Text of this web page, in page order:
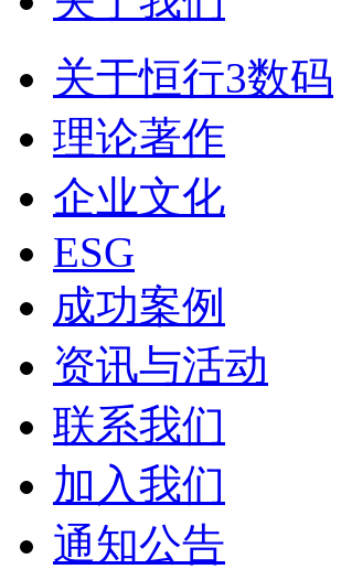
关于恒行3数码
理论著作
企业文化
ESG
成功案例
资讯与活动
联系我们
加入我们
通知公告